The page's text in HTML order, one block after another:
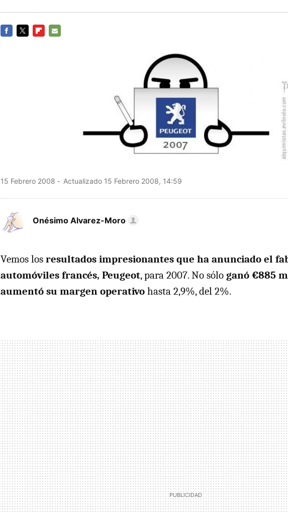
15 Febrero 2008 Actualizado 15 Febrero 2008, 14:59
Onésimo Alvarez-Moro
Vemos los resultados impresionantes que ha anunciado el
automóviles francés, Peugeot, para 2007. No sólo ganó €885
aumentó su margen operativo hasta 2,9%, del 2%.